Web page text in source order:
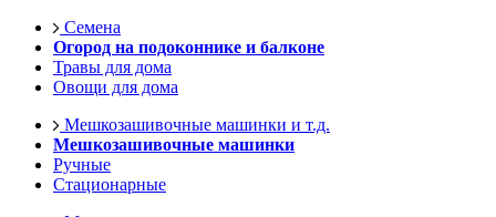
Семена
Огород на подоконнике и балконе
Травы для дома
Овощи для дома
Мешкозашивочные машинки и т.д.
Мешкозашивочные машинки
Ручные
Стационарные